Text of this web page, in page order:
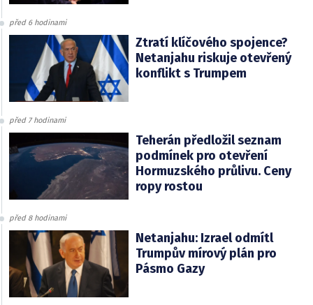
před 6 hodinami
Ztratí klíčového spojence?
Netanjahu riskuje otevřený
konflikt s Trumpem
před 7 hodinami
Teherán předložil seznam
podmínek pro otevření
Hormuzského průlivu. Ceny
ropy rostou
před 8 hodinami
Netanjahu: Izrael odmítl
Trumpův mírový plán pro
Pásmo Gazy